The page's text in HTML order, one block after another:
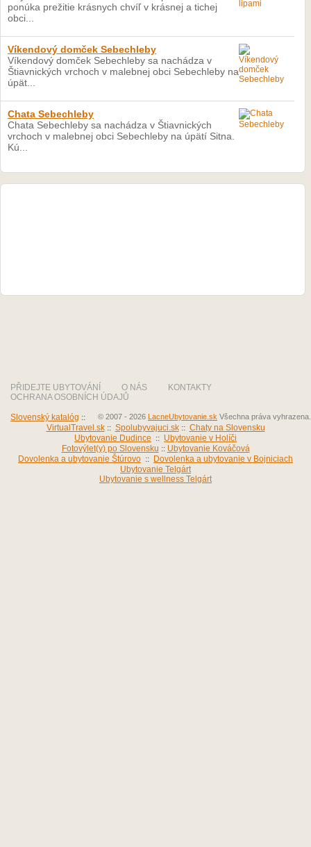
ponúka prežitie krásnych chvíľ v krásnej a tichej
obci...
Víkendový domček Sebechleby
Víkendový domček Sebechleby sa nachádza v
Štiavnických vrchoch v malebnej obci Sebechleby na
úpät...
Chata Sebechleby
Chata Sebechleby sa nachádza v Štiavnických
vrchoch v malebnej obci Sebechleby na úpätí Sitna.
Kú...
PŘIDEJTE UBYTOVÁNÍ O NÁS
KONTAKTY
OCHRANA OSOBNÍCH ÚDAJŮ
© 2007 - 2026 LacneUbytovanie.sk Všechna práva vyhrazena.
Slovenský katalóg ::
VirtualTravel.sk:: Spolubyvajuci.sk:: Chaty na Slovensku
Ubytovanie Dudince :: Ubytovanie v Holíči
Fotovýlet(y) po Slovensku :: Ubytovanie Kováčová
Dovolenka a ubytovanie Štúrovo :: Dovolenka a ubytovanie v Bojniciach
Ubytovanie Telgárt
Ubytovanie s wellness Telgárt